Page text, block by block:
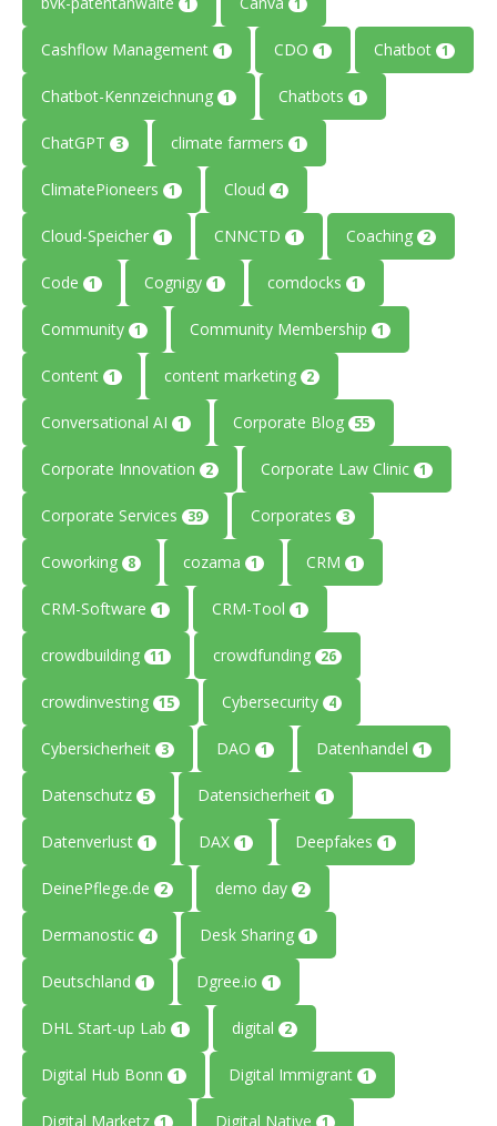
1 1
Cashflow Management 1 CDO 1 Chatbot 1
Chatbot-Kennzeichnung 1 Chatbots 1
ChatGPT 3 climate farmers 1
ClimatePioneers 1 Cloud 4
Cloud-Speicher 1 CNNCTD 1 Coaching 2
Code 1 Cognigy 1 comdocks 1
Community 1 Community Membership 1
Content 1 content marketing 2
Conversational AI 1 Corporate Blog 55
Corporate Innovation 2 Corporate Law Clinic 1
Corporate Services 39 Corporates 3
Coworking 8 cozama 1 CRM 1
CRM-Software 1 CRM-Tool 1
crowdbuilding 11 crowdfunding 26
crowdinvesting 15 Cybersecurity 4
Cybersicherheit 3 DAO 1 Datenhandel 1
Datenschutz 5 Datensicherheit 1
Datenverlust 1 DAX 1 Deepfakes 1
DeinePflege.de 2 demo day 2
Dermanostic 4 Desk Sharing 1
Deutschland 1 Dgree.io 1
DHL Start-up Lab 1 digital 2
Digital Hub Bonn 1 Digital Immigrant 1
Digital Marketz 1 Digital Native 1